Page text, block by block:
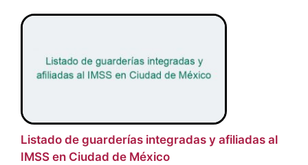
Listado de guarderías integradas y afiliadas al
IMSS en Ciudad de México